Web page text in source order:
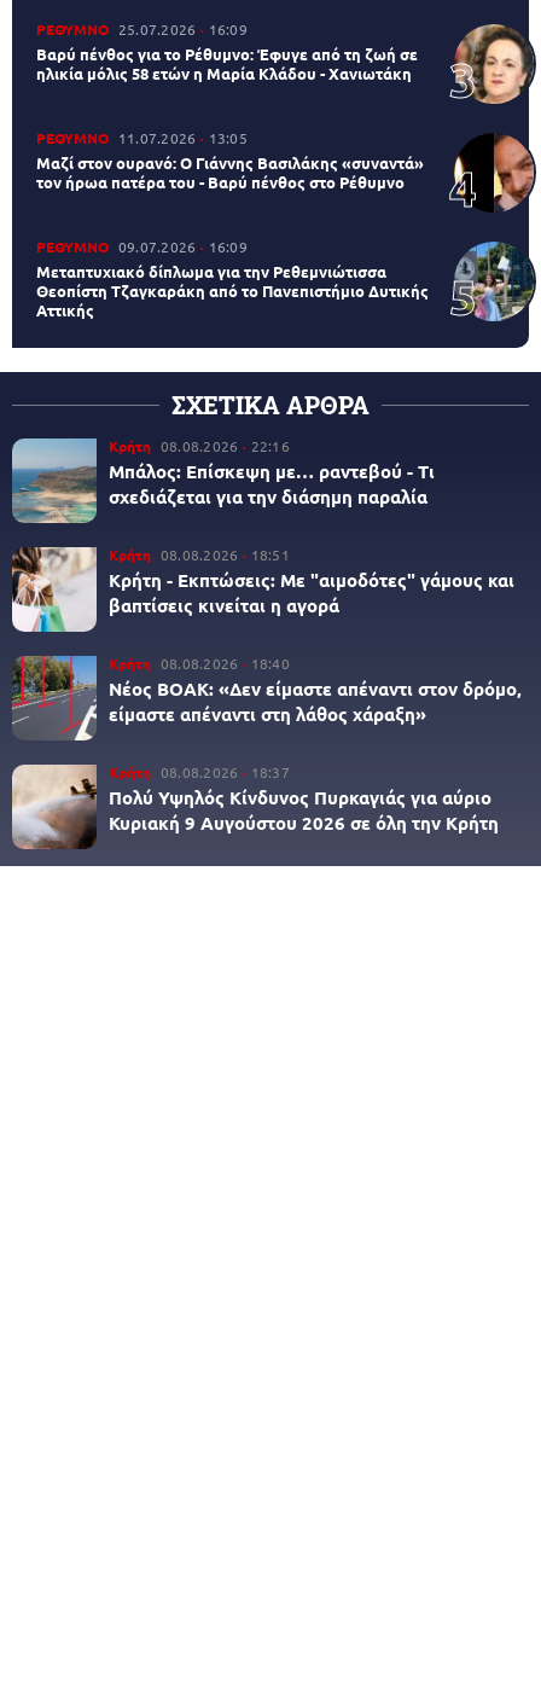
ΡΕΘΥΜΝΟ 25.07.2026 16:09
Βαρύ πένθος για το Ρέθυμνο: Έφυγε από τη ζωή σε
ηλικία μόλις 58 ετών η Μαρία Κλάδου - Χανιωτάκη
ΡΕΘΥΜΝΟ 11.07.2026 13:05
Μαζί στον ουρανό: Ο Γιάννης Βασιλάκης «συναντά»
τον ήρωα πατέρα του - Βαρύ πένθος στο Ρέθυμνο
ΡΕΘΥΜΝΟ 09.07.2026 16:09
Μεταπτυχιακό δίπλωμα για την Ρεθεμνιώτισσα
Θεοπίστη Τζαγκαράκη από το Πανεπιστήμιο Δυτικής
Αττικής
ΣΧΕΤΙΚΑ ΑΡΘΡΑ
Κρήτη 08.08.2026 22:16
Μπάλος: Επίσκεψη με… ραντεβού - Τι
σχεδιάζεται για την διάσημη παραλία
Κρήτη 08.08.2026 18:51
Κρήτη - Εκπτώσεις: Με "αιμοδότες" γάμους και
βαπτίσεις κινείται η αγορά
Κρήτη 08.08.2026 18:40
Νέος ΒΟΑΚ: «Δεν είμαστε απέναντι στον δρόμο,
είμαστε απέναντι στη λάθος χάραξη»
Κρήτη 08.08.2026 18:37
Πολύ Υψηλός Κίνδυνος Πυρκαγιάς για αύριο
Κυριακή 9 Αυγούστου 2026 σε όλη την Κρήτη